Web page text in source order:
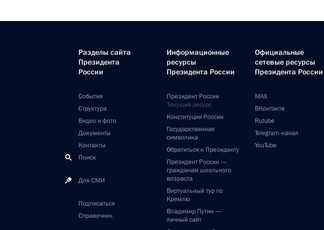
Разделы сайта
Президента
России
События
Структура
Видео и фото
Документы
Контакты
Поиск
Для СМИ
Подписаться
Справочник
Информационные
ресурсы
Президента России
Президент России
Текущий ресурс
Конституция России
Государственная
символика
Обратиться к Президенту
Президент России —
гражданам школьного
возраста
Виртуальный тур по
Кремлю
Владимир Путин —
личный сайт
Официальные
сетевые ресурсы
Президента России
MAX
ВКонтакте
Rutube
Telegram-канал
YouTube